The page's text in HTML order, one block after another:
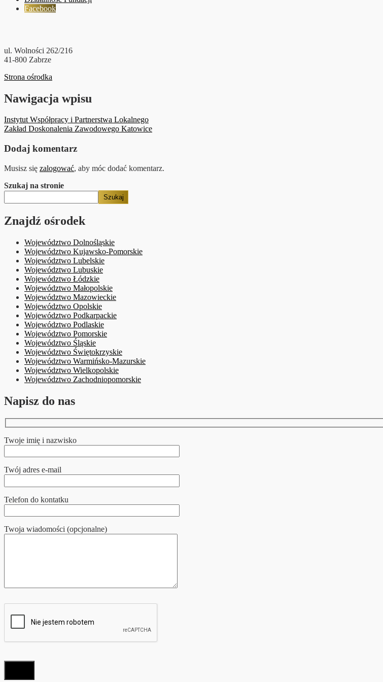
Facebook
ul. Wolności 262/216
41-800 Zabrze
Strona ośrodka
Nawigacja wpisu
Instytut Współpracy i Partnerstwa Lokalnego
Zakład Doskonalenia Zawodowego Katowice
Dodaj komentarz
Musisz się zalogować, aby móc dodać komentarz.
Szukaj na stronie
Szukaj
Znajdź ośrodek
Województwo Dolnośląskie
Województwo Kujawsko-Pomorskie
Województwo Lubelskie
Województwo Lubuskie
Województwo Łódzkie
Województwo Małopolskie
Województwo Mazowieckie
Województwo Opolskie
Województwo Podkarpackie
Województwo Podlaskie
Województwo Pomorskie
Województwo Śląskie
Województwo Świętokrzyskie
Województwo Warmińsko-Mazurskie
Województwo Wielkopolskie
Województwo Zachodniopomorskie
Napisz do nas
Twoje imię i nazwisko
Twój adres e-mail
Telefon do kontatku
Twoja wiadomości (opcjonalne)